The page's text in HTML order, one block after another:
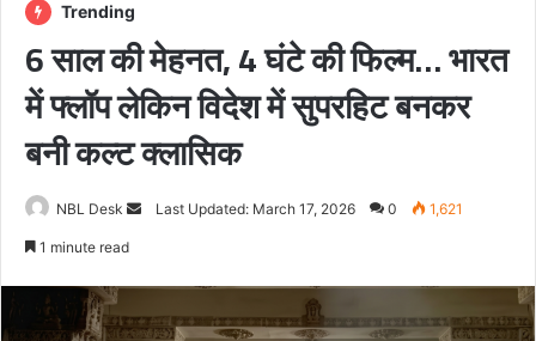
Trending
6 साल की मेहनत, 4 घंटे की फिल्म… भारत
में फ्लॉप लेकिन विदेश में सुपरहिट बनकर
बनी कल्ट क्लासिक
NBL Desk
SendLast Updated: March 17, 2026 0 1,621
1 minute read